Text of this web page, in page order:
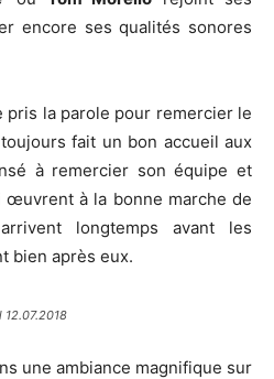
encore ses qualités sonores
pris la parole pour remercier le
fait un bon accueil aux
à remercier son équipe et
à la bonne marche de
longtemps avant les
bien après eux.
12.07.2018
une ambiance magnifique sur